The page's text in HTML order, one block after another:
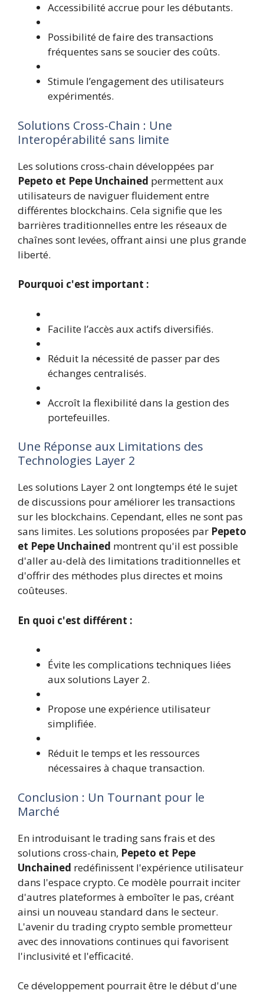
Accessibilité accrue pour les débutants.
Possibilité de faire des transactions
fréquentes sans se soucier des coûts.
Stimule l’engagement des utilisateurs
expérimentés.
Solutions Cross-Chain : Une
Interopérabilité sans limite
Les solutions cross-chain développées par
Pepeto et Pepe Unchained permettent aux
utilisateurs de naviguer fluidement entre
différentes blockchains. Cela signifie que les
barrières traditionnelles entre les réseaux de
chaînes sont levées, offrant ainsi une plus grande
liberté.
Pourquoi c'est important :
Facilite l’accès aux actifs diversifiés.
Réduit la nécessité de passer par des
échanges centralisés.
Accroît la flexibilité dans la gestion des
portefeuilles.
Une Réponse aux Limitations des
Technologies Layer 2
Les solutions Layer 2 ont longtemps été le sujet
de discussions pour améliorer les transactions
sur les blockchains. Cependant, elles ne sont pas
sans limites. Les solutions proposées par Pepeto
et Pepe Unchained montrent qu'il est possible
d'aller au-delà des limitations traditionnelles et
d'offrir des méthodes plus directes et moins
coûteuses.
En quoi c'est différent :
Évite les complications techniques liées
aux solutions Layer 2.
Propose une expérience utilisateur
simplifiée.
Réduit le temps et les ressources
nécessaires à chaque transaction.
Conclusion : Un Tournant pour le
Marché
En introduisant le trading sans frais et des
solutions cross-chain, Pepeto et Pepe
Unchained redéfinissent l'expérience utilisateur
dans l'espace crypto. Ce modèle pourrait inciter
d'autres plateformes à emboîter le pas, créant
ainsi un nouveau standard dans le secteur.
L'avenir du trading crypto semble prometteur
avec des innovations continues qui favorisent
l'inclusivité et l'efficacité.
Ce développement pourrait être le début d'une